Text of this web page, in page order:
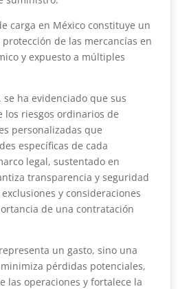
carga en México constituye un
de las mercancías en
y expuesto a múltiples
ha evidenciado que sus
los riesgos ordinarios de
personalizadas que
específicas de cada
legal, sustentado en
transparencia y seguridad
y consideraciones
de una contratación
un gasto, sino una
pérdidas potenciales,
las operaciones y fortalece la